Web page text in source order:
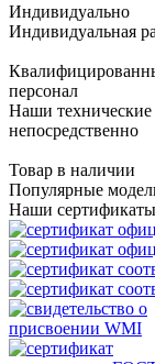
Индивидуально
Индивидуальная
персонал
Наши технические
непосредственно
Товар в наличии
Популярные
Наши сертификаты